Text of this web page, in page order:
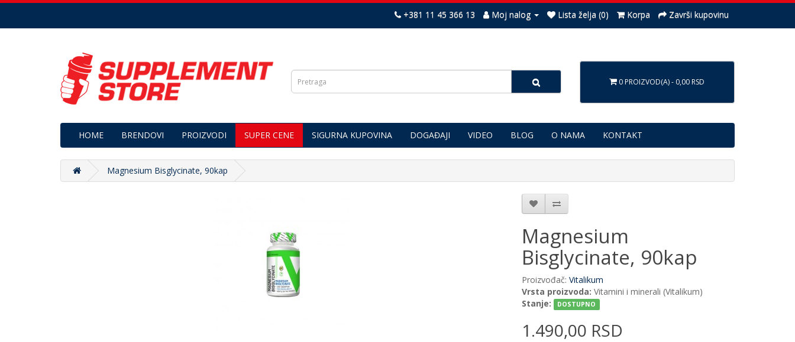
+381 11 45 366 13 Moj nalog Lista želja (0) Korpa Završi kupovinu
0 PROIZVOD(A) - 0,00 RSD
HOME BRENDOVI PROIZVODI SUPER CENE SIGURNA KUPOVINA DOGAĐAJI VIDEO BLOG O NAMA KONTAKT
Magnesium Bisglycinate, 90kap
Magnesium
Bisglycinate, 90kap
Proizvođač: Vitalikum
Vrsta proizvoda: Vitamini i minerali (Vitalikum)
Stanje:
DOSTUPNO
1.490,00 RSD